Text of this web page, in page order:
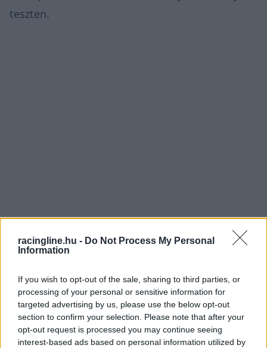
racingline.hu - Do Not Process My Personal
Information
If you wish to opt-out of the sale, sharing to third parties, or
processing of your personal or sensitive information for
targeted advertising by us, please use the below opt-out
section to confirm your selection. Please note that after your
opt-out request is processed you may continue seeing
interest-based ads based on personal information utilized by
teszten.
A 19 éves monacói tavaly már négy szabadedzés
szorosabbra fűzte az együttműködését a
Ferrarival, így a GP3 tavalyi bajnoka jó eséllyel
pályázik a svájciak egyik ülésére 2018-ra.